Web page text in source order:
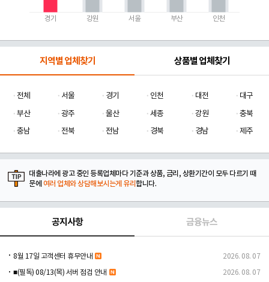
경기 강원 서울 부산 인천
지역별 업체찾기 상품별 업체찾기
전체 서울 경기 인천 대전
대구
부산
광주 울산 세종 강원
충북
충남
전북 전남 경북 경남 제주
대출나라에 광고 중인 등록업체마다 기준과 상품, 금리, 상환기간이 모두 다르기 때
문에 여러 업체와 상담해보시는게 유리합니다.
공지사항 금융뉴스
8월 17일 고객센터 휴무안내 2026. 08. 07
■(필독) 08/13(목) 서버 점검 안내 2026. 08. 07